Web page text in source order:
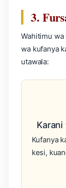
3.
Wahitimu
wa kufanya
utawala:
Kufanya
kesi,